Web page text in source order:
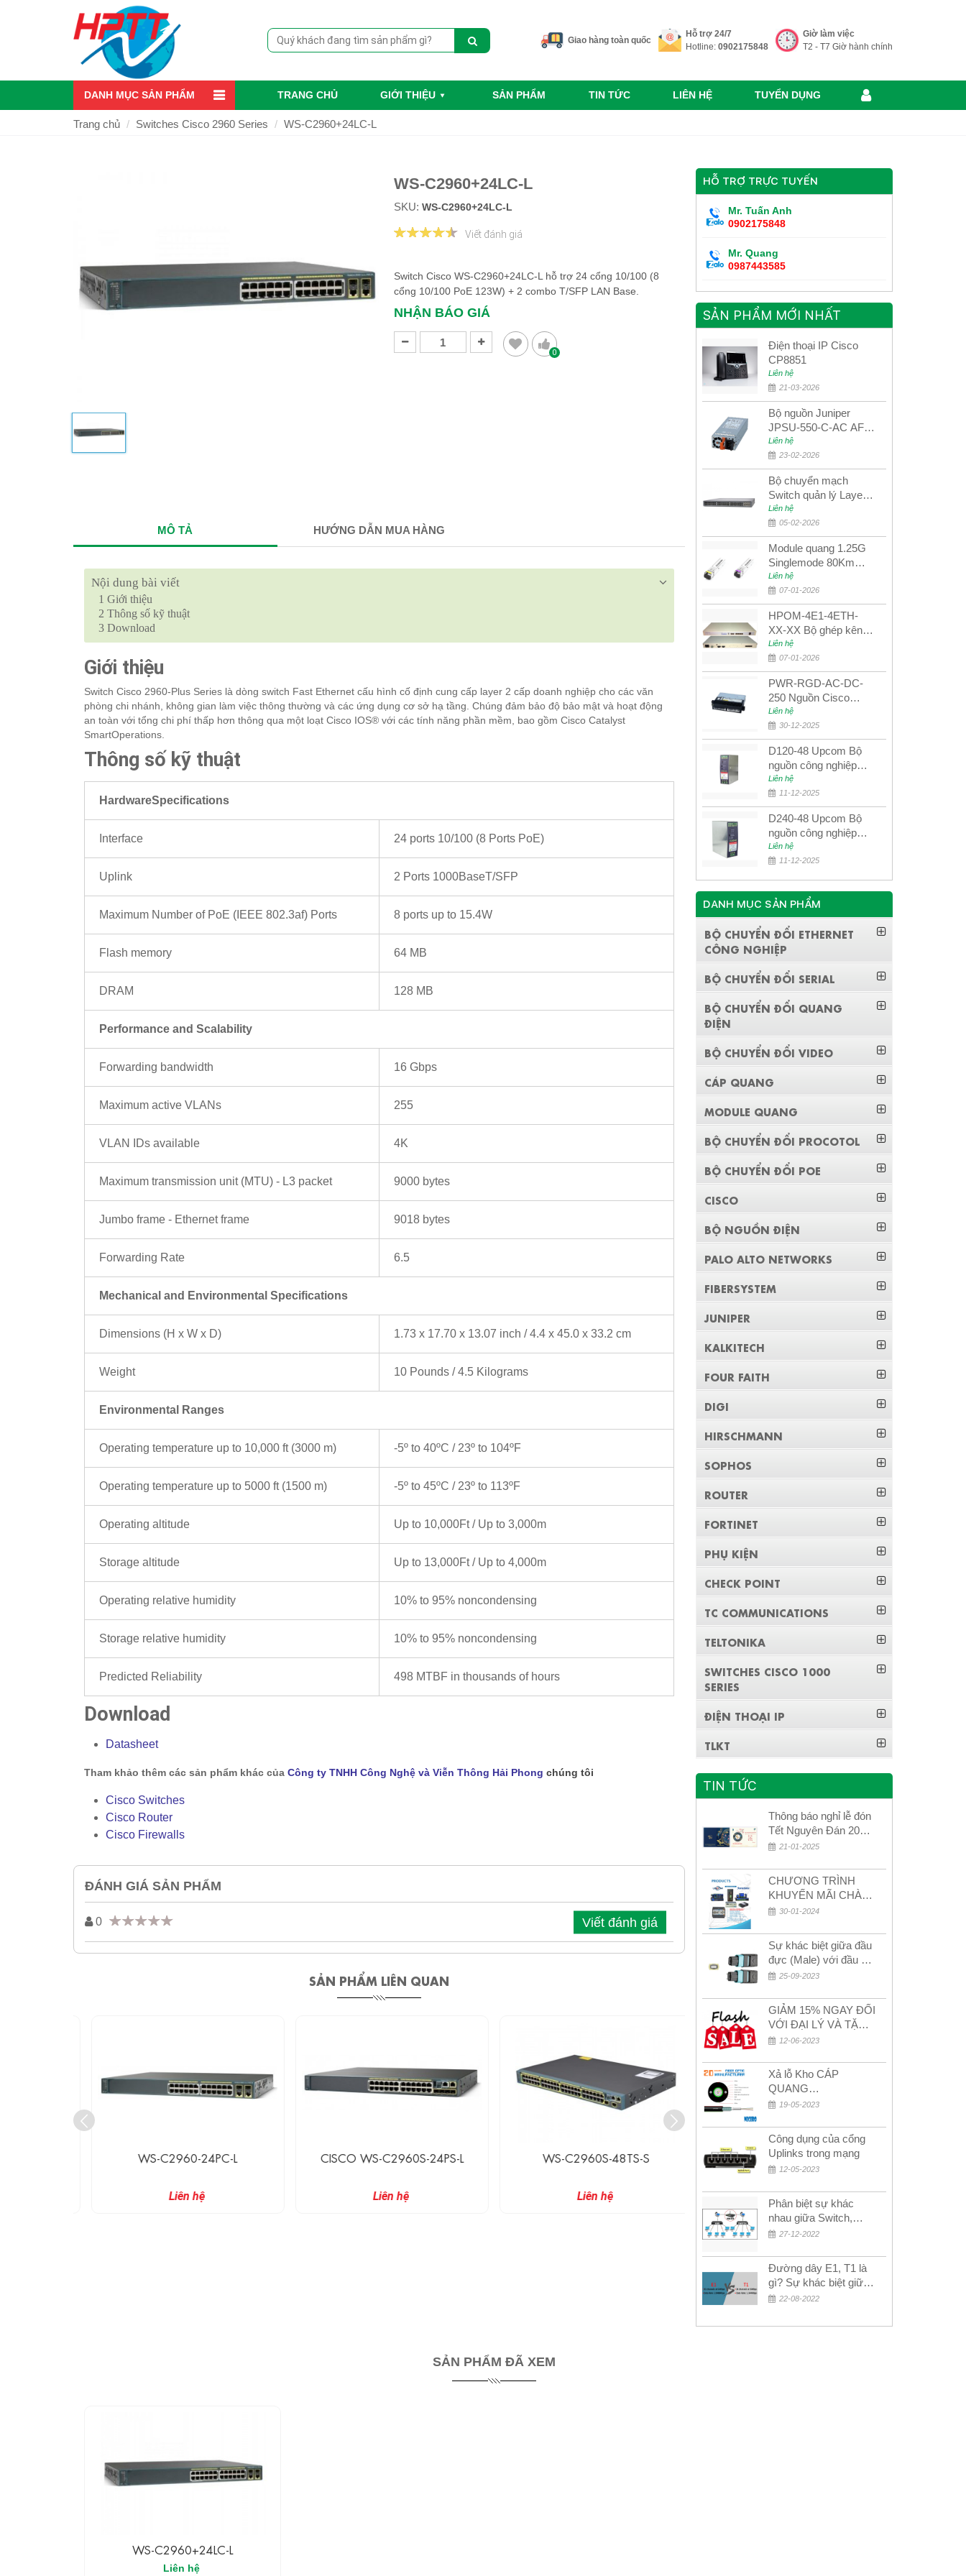
Giao hàng toàn quốc
Hỗ trợ 24/7
Hotline: 0902175848
Giờ làm việc
T2 - T7 Giờ hành chính
DANH MỤC SẢN PHẨM TRANG CHỦ GIỚI THIỆU SẢN PHẨM TIN TỨC LIÊN HỆ TUYỂN DỤNG
Trang chủ Switches Cisco 2960 Series WS-C2960+24LC-L
WS-C2960+24LC-L
SKU: WS-C2960+24LC-L
Viết đánh giá
Switch Cisco WS-C2960+24LC-L hỗ trợ 24 cổng 10/100 (8
cổng 10/100 PoE 123W) + 2 combo T/SFP LAN Base.
NHẬN BÁO GIÁ
0
MÔ TẢ HƯỚNG DẪN MUA HÀNG
Nội dung bài viết
1 Giới thiệu
2 Thông số kỹ thuật
3 Download
Giới thiệu
Switch Cisco 2960-Plus Series là dòng switch Fast Ethernet cấu hình cố định cung cấp layer 2 cấp doanh nghiệp cho các văn
phòng chi nhánh, không gian làm việc thông thường và các ứng dụng cơ sở hạ tầng. Chúng đảm bảo độ bảo mật và hoạt động
an toàn với tổng chi phí thấp hơn thông qua một loạt Cisco IOS® với các tính năng phần mềm, bao gồm Cisco Catalyst
SmartOperations.
Thông số kỹ thuật
HardwareSpecifications
Interface 24 ports 10/100 (8 Ports PoE)
Uplink 2 Ports 1000BaseT/SFP
Maximum Number of PoE (IEEE 802.3af) Ports 8 ports up to 15.4W
Flash memory 64 MB
DRAM 128 MB
Performance and Scalability
Forwarding bandwidth 16 Gbps
Maximum active VLANs 255
VLAN IDs available 4K
Maximum transmission unit (MTU) - L3 packet 9000 bytes
Jumbo frame - Ethernet frame 9018 bytes
Forwarding Rate 6.5
Mechanical and Environmental Specifications
Dimensions (H x W x D) 1.73 x 17.70 x 13.07 inch / 4.4 x 45.0 x 33.2 cm
Weight 10 Pounds / 4.5 Kilograms
Environmental Ranges
Operating temperature up to 10,000 ft (3000 m) -5º to 40ºC / 23º to 104ºF
Operating temperature up to 5000 ft (1500 m) -5º to 45ºC / 23º to 113ºF
Operating altitude Up to 10,000Ft / Up to 3,000m
Storage altitude Up to 13,000Ft / Up to 4,000m
Operating relative humidity 10% to 95% noncondensing
Storage relative humidity 10% to 95% noncondensing
Predicted Reliability 498 MTBF in thousands of hours
Download
Datasheet
Tham khảo thêm các sản phẩm khác của Công ty TNHH Công Nghệ và Viễn Thông Hải Phong chúng tôi
Cisco Switches
Cisco Router
Cisco Firewalls
ĐÁNH GIÁ SẢN PHẨM
0 Viết đánh giá
SẢN PHẨM LIÊN QUAN
WS-C2960-24PC-L
Liên hệ
CISCO WS-C2960S-24PS-L
Liên hệ
WS-C2960S-48TS-S
Liên hệ
WS-C2960+24PC-S
Liên hệ
HỖ TRỢ TRỰC TUYẾN
Mr. Tuấn Anh
0902175848
Mr. Quang
0987443585
SẢN PHẨM MỚI NHẤT
Điện thoại IP Cisco
CP8851
Liên hệ
21-03-2026
Bộ nguồn Juniper
JPSU-550-C-AC AFO
nguồn AC công suất
550W dùng cho dòng
switch Juniper
Networks EX4400
Liên hệ
23-02-2026
Bộ chuyển mạch
Switch quản lý Layer 3
Juniper QFX5100-48S
Liên hệ
05-02-2026
Module quang 1.25G
Singlemode 80Km
UPCOM MWS-12-45-
80AD/MWS-12-54-
80BD
Liên hệ
07-01-2026
HPOM-4E1-4ETH-
XX-XX Bộ ghép kênh
quang quản lý SDH
4E1+4ETH+RS232
Liên hệ
07-01-2026
PWR-RGD-AC-DC-
250 Nguồn Cisco
Industrial 250W
PoE/PoE+
Liên hệ
30-12-2025
D120-48 Upcom Bộ
nguồn công nghiệp
đầu ra đơn 120W
48VDC
Liên hệ
11-12-2025
D240-48 Upcom Bộ
nguồn công nghiệp
đầu ra đơn 240W
48VDC
Liên hệ
11-12-2025
DANH MỤC SẢN PHẨM
BỘ CHUYỂN ĐỔI ETHERNET
CÔNG NGHIỆP
BỘ CHUYỂN ĐỔI SERIAL
BỘ CHUYỂN ĐỔI QUANG
ĐIỆN
BỘ CHUYỂN ĐỔI VIDEO
CÁP QUANG
MODULE QUANG
BỘ CHUYỂN ĐỔI PROCOTOL
BỘ CHUYỂN ĐỔI POE
CISCO
BỘ NGUỒN ĐIỆN
PALO ALTO NETWORKS
FIBERSYSTEM
JUNIPER
KALKITECH
FOUR FAITH
DIGI
HIRSCHMANN
SOPHOS
ROUTER
FORTINET
PHỤ KIỆN
CHECK POINT
TC COMMUNICATIONS
TELTONIKA
SWITCHES CISCO 1000
SERIES
ĐIỆN THOẠI IP
TLKT
TIN TỨC
Thông báo nghỉ lễ đón
Tết Nguyên Đán 2026
– Xuân Bính Ngọ!
21-01-2025
CHƯƠNG TRÌNH
KHUYẾN MÃI CHÀO
MỪNG NĂM MỚI
30-01-2024
Sự khác biệt giữa đầu
đực (Male) với đầu cái
(Female) trong bộ đầu
25-09-2023
GIẢM 15% NGAY ĐỐI
VỚI ĐẠI LÝ VÀ TẶNG
QUÀ KHÁCH HÀNG
12-06-2023
Xả lỗ Kho CÁP
QUANG
MULTIMODE CÁP
MULTIMODE 4-8-12-
24Fo SỢI OM1-OM2-
OM3 Siêu Rẻ 5k
19-05-2023
Công dụng của cổng
Uplinks trong mạng
12-05-2023
Phân biệt sự khác
nhau giữa Switch,
Router và Hub
27-12-2022
Đường dây E1, T1 là
gì? Sự khác biệt giữa
E1 và T1
22-08-2022
SẢN PHẨM ĐÃ XEM
WS-C2960+24LC-L
Liên hệ